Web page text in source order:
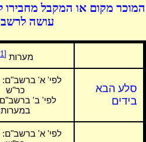
המוכר מקום או המקבל מחבירו
עושה
מערות [1]
סלע הבא
בידים
לפי' א' ברשב"ם:
כר"ש
לפי' ב'
במערות
לפי' א' ברשב"ם: